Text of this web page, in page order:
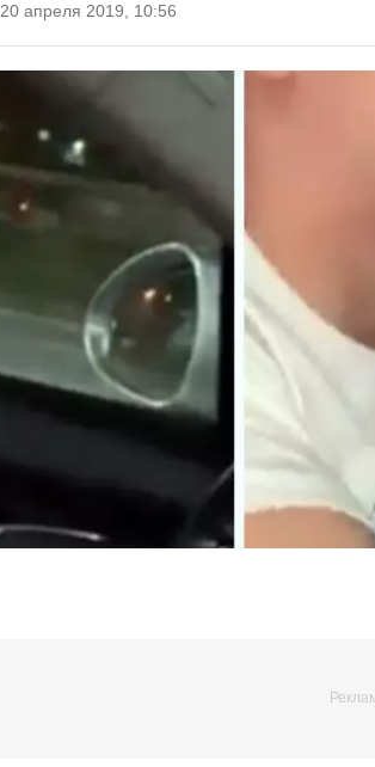
20 апреля 2019, 10:56